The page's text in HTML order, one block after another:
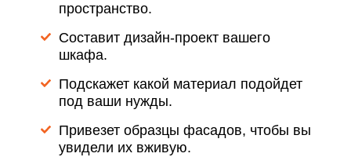
пространство.
Составит дизайн-проект вашего
шкафа.
Подскажет какой материал подойдет
под ваши нужды.
Привезет образцы фасадов, чтобы вы
увидели их вживую.